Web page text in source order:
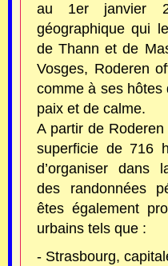
au 1er janvier
géographique qui
de Thann et de
Vosges, Roderen
comme à ses hôtes
paix et de calme.
A partir de
superficie de 716
d’organiser dans
des randonnées
êtes également
urbains tels que :
- Strasbourg,